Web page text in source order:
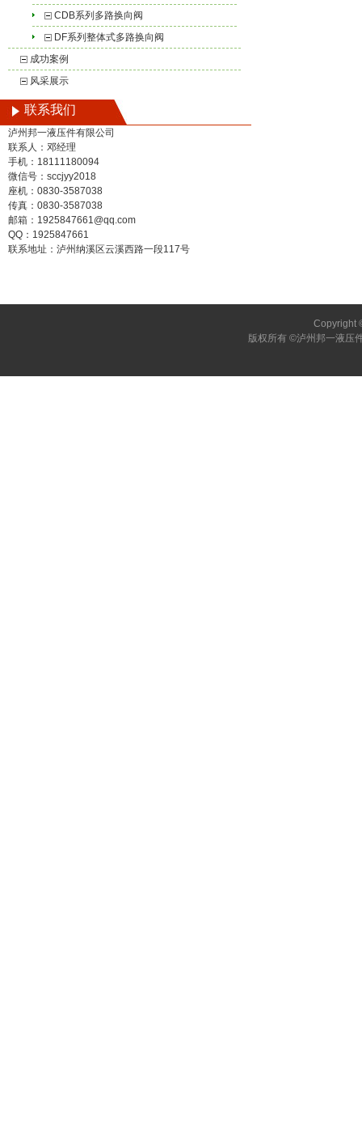
CDB系列多路换向阀
DF系列整体式多路换向阀
成功案例
风采展示
联系我们
泸州邦一液压件有限公司
联系人：邓经理
手机：18111180094
微信号：sccjyy2018
座机：0830-3587038
传真：0830-3587038
邮箱：1925847661@qq.com
QQ：1925847661
联系地址：泸州纳溪区云溪西路一段117号
Copyright
版权所有 ©泸州邦一液压